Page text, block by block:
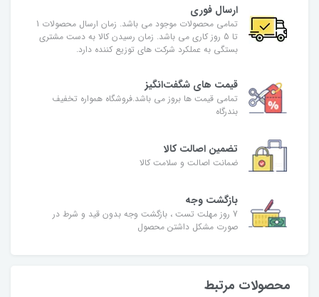
ارسال فوری
تمامی محصولات موجود می باشد. زمان ارسال محصولات 1
تا 5 روز کاری می باشد. زمان رسیدن کالا به دست مشتری
بستگی به عملکرد شرکت های توزیع کننده دارد.
قیمت های شگفت‌انگیز
تمامی قیمت ها بروز می باشد.فروشگاه همواره تخفیف
بندرگاه
تضمین اصالت کالا
ضمانت اصالت و سلامت کالا
بازگشت وجه
7 روز مهلت تست ، بازگشت وجه بدون قید و شرط در
صورت مشکل داشتن محصول
محصولات مرتبط